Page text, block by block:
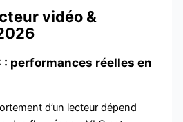
vidéo &
: performances réelles en
d’un lecteur dépend